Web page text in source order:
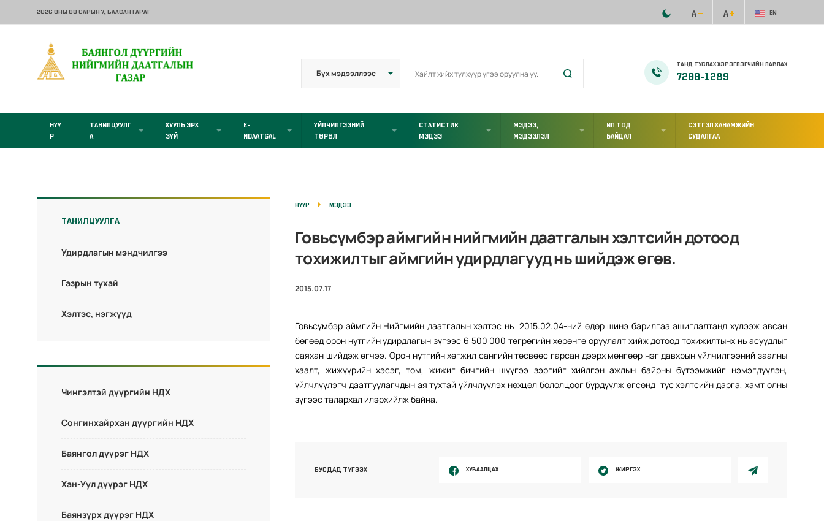
2026 ОНЫ 08 САРЫН 7, БААСАН ГАРАГ EN
ТАНД ТУСЛАХ ХЭРЭГЛЭГЧИЙН ЛАВЛАХ
7200-1289
НҮҮ
Р
ТАНИЛЦУУЛГ
А
ХУУЛЬ ЭРХ
ЗҮЙ
E-
NDAATGAL
ҮЙЛЧИЛГЭЭНИЙ
ТӨРӨЛ
СТАТИСТИК
МЭДЭЭ
МЭДЭЭ,
МЭДЭЭЛЭЛ
ИЛ ТОД
БАЙДАЛ
СЭТГЭЛ ХАНАМЖИЙН
СУДАЛГАА
ТАНИЛЦУУЛГА
Удирдлагын мэндчилгээ
Газрын тухай
Хэлтэс, нэгжүүд
Чингэлтэй дүүргийн НДХ
Сонгинхайрхан дүүргийн НДХ
Баянгол дүүрэг НДХ
Хан-Уул дүүрэг НДХ
Баянзүрх дүүрэг НДХ
НҮҮР МЭДЭЭ
Говьсүмбэр аймгийн нийгмийн даатгалын хэлтсийн дотоод
тохижилтыг аймгийн удирдлагууд нь шийдэж өгөв.
2015.07.17
Говьсүмбэр аймгийн Нийгмийн даатгалын хэлтэс нь 2015.02.04-ний өдөр шинэ барилгаа ашиглалтанд хүлээж авсан
бөгөөд орон нутгийн удирдлагын зүгээс 6 500 000 төгрөгийн хөрөнгө оруулалт хийж дотоод тохижилтынх нь асуудлыг
саяхан шийдэж өгчээ. Орон нутгийн хөгжил сангийн төсвөөс гарсан дээрх мөнгөөр нэг давхрын үйлчилгээний заалны
хаалт, жижүүрийн хэсэг, том, жижиг бичгийн шүүгээ зэргийг хийлгэн ажлын байрны бүтээмжийг нэмэгдүүлэн,
үйлчлүүлэгч даатгуулагчдын ая тухтай үйлчлүүлэх нөхцөл бололцоог бүрдүүлж өгсөнд тус хэлтсийн дарга, хамт олны
зүгээс талархал илэрхийлж байна.
БУСДАД ТҮГЭЭХ ХУВААЛЦАХ ЖИРГЭХ